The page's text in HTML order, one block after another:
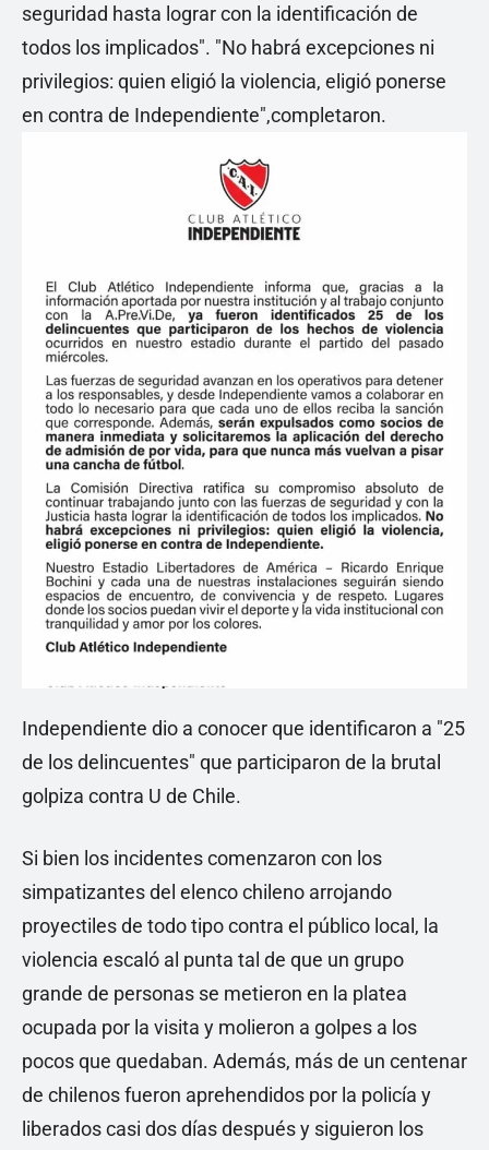
seguridad hasta lograr con la identificación de
todos los implicados". "No habrá excepciones ni
privilegios: quien eligió la violencia, eligió ponerse
en contra de Independiente",completaron.
Independiente dio a conocer que identificaron a "25
de los delincuentes" que participaron de la brutal
golpiza contra U de Chile.
Si bien los incidentes comenzaron con los
simpatizantes del elenco chileno arrojando
proyectiles de todo tipo contra el público local, la
violencia escaló al punta tal de que un grupo
grande de personas se metieron en la platea
ocupada por la visita y molieron a golpes a los
pocos que quedaban. Además, más de un centenar
de chilenos fueron aprehendidos por la policía y
liberados casi dos días después y siguieron los